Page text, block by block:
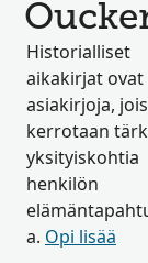
Historialliset
aikakirjat ovat
asiakirjoja,
kerrotaan
yksityiskohtia
henkilön
a. Opi lisää